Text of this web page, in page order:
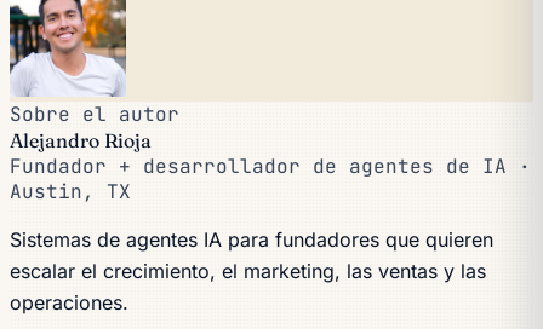
Sobre el autor
Alejandro Rioja
Fundador + desarrollador de agentes de IA ·
Austin, TX
Sistemas de agentes IA para fundadores que quieren
escalar el crecimiento, el marketing, las ventas y las
operaciones.